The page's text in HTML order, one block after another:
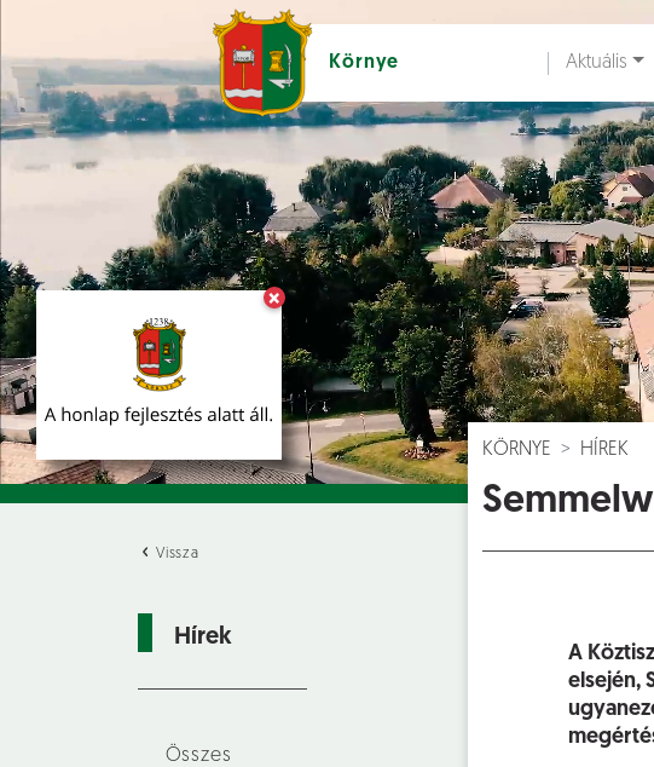
×
Környe
Ugrás a fő
Aktuális
Vissza
Hírek
Összes
KÖRNYE HÍREK
A
elsején,
Hírek [ Események []